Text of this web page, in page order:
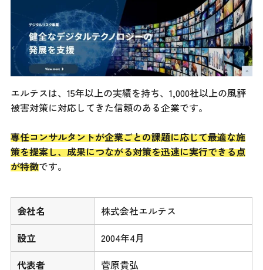
エルテスは、15年以上の実績を持ち、1,000社以上の風評
被害対策に対応してきた信頼のある企業です。
専任コンサルタントが企業ごとの課題に応じて最適な施
策を提案し、成果につながる対策を迅速に実行できる点
が特徴です。
会社名
株式会社エルテス
設立
2004年4月
代表者
菅原貴弘